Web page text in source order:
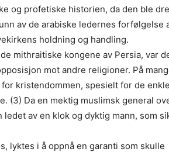
og profetiske historien, da den ble
av de arabiske ledernes forfølgelse
holdning og handling.
mithraitiske kongene av Persia, var
mot andre religioner. På
kristendommen, spesielt for de enkle
(3) Da en mektig muslimsk general
av en klok og dyktig mann, som
lyktes i å oppnå en garanti som skulle